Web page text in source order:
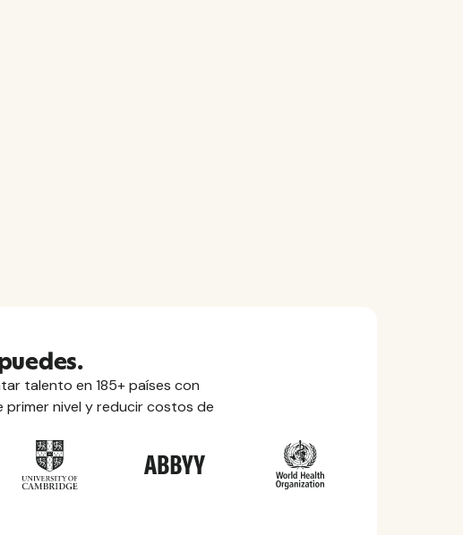
talento en 185+ países con
primer nivel y reducir costos de